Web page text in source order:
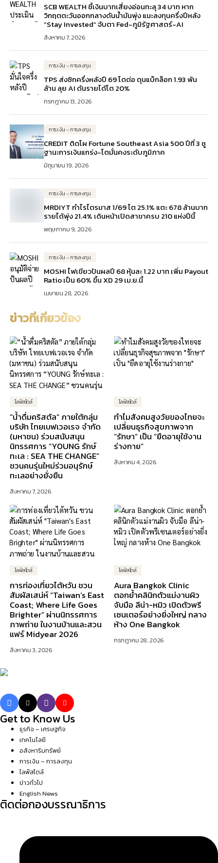
SCB WEALTH ชี้เงินบาทเสี่ยงอ่อนทะลุ 34 บาท หาก
วิกฤตตะวันออกกลางดันน้ำมันพุ่ง แนะลงทุนครึ่งปีหลัง
“Stay Invested” จับตา Fed-ภูมิรัฐศาสตร์-AI
สิงหาคม 7, 2026
การเงิน - การลงทุน
TPS ส่งซิกครึ่งหลังปี 69 โตต่อ ตุนแบ็กล็อก 1.93 พัน
ล้าน ลุย AI ดันรายได้โต 20%
กรกฎาคม 13, 2026
การเงิน - การลงทุน
CREDIT ติดโผ Fortune Southeast Asia 500 ปีที่ 3 ชู
ฐานะการเงินแกร่ง-โตมั่นคงระดับภูมิภาค
มิถุนายน 19, 2026
การเงิน - การลงทุน
MRDIYT กำไรไตรมาส 1/69 โต 25.1% แตะ 678 ล้านบาท
รายได้พุ่ง 21.4% เดินหน้าเปิดสาขาครบ 210 แห่งปีนี้
พฤษภาคม 9, 2026
การเงิน - การลงทุน
MOSHI ไฟเขียวปันผลปี 68 หุ้นละ 1.22 บาท เพิ่ม Payout
Ratio เป็น 60% ขึ้น XD 29 เม.ย.นี้
เมษายน 28, 2026
ข่าวที่เกี่ยวข้อง
ไลฟ์สไตล์
“น้ำดื่มคริสตัล” ภายใต้กลุ่ม
บริษัท ไทยเบฟเวอเรจ จำกัด
(มหาชน) ร่วมสนับสนุน
นิทรรศการ “YOUNG รักษ์
ทะเล : SEA THE CHANGE”
ชวนคนรุ่นใหม่ร่วมอนุรักษ์
ทะเลอย่างยั่งยืน
สิงหาคม 7, 2026
ไลฟ์สไตล์
ทำไมสังคมสูงวัยของไทยจะ
เปลี่ยนธุรกิจสุขภาพจาก
“รักษา” เป็น “ยืดอายุใช้งาน
ร่างกาย”
สิงหาคม 4, 2026
ไลฟ์สไตล์
การท่องเที่ยวไต้หวัน ชวน
สัมผัสเสน่ห์ “Taiwan’s East
Coast; Where Life Goes
Brighter” ผ่านนิทรรศการ
ภาพถ่าย ในงานบ้านและสวน
แฟร์ Midyear 2026
สิงหาคม 3, 2026
ไลฟ์สไตล์
Aura Bangkok Clinic
ตอกย้ำคลินิกตัวแม่งานผิว
จับมือ ลีน่า-หมิว เปิดตัวพรี
เซนเตอร์อย่างยิ่งใหญ่ กลาง
ห้าง One Bangkok
กรกฎาคม 28, 2026
Get to Know Us
ธุรกิจ – เศรษฐกิจ
เทคโนโลยี
อสังหาริมทรัพย์
การเงิน – การลงทุน
ไลฟ์สไตล์
ข่าวทั่วไป
English News
ติดต่อกองบรรณาธิการ